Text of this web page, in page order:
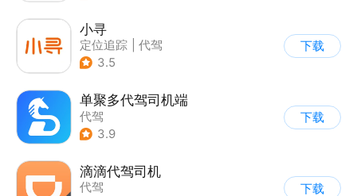
小寻
定位追踪
代驾
3.5
下载
单聚多代驾司机端
代驾
3.9
下载
滴滴代驾司机
代驾
下载